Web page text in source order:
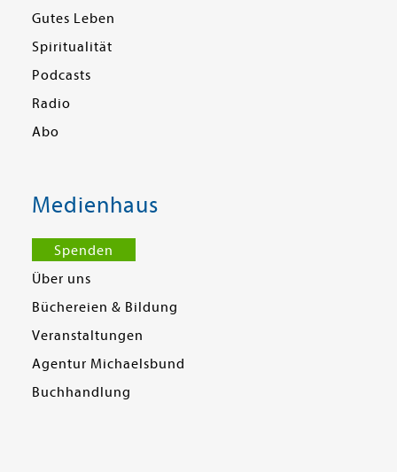
Gutes Leben
Spiritualität
Podcasts
Radio
Abo
Medienhaus
Spenden
Über uns
Büchereien & Bildung
Veranstaltungen
Agentur Michaelsbund
Buchhandlung